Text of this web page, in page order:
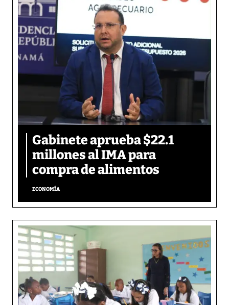
Gabinete aprueba $22.1
millones al IMA para
compra de alimentos
ECONOMÍA